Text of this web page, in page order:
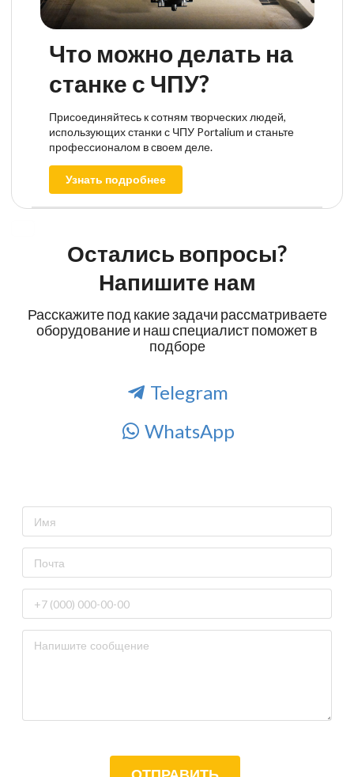
Что можно делать на
станке с ЧПУ?
Присоединяйтесь к сотням творческих людей,
использующих станки с ЧПУ Portalium и станьте
профессионалом в своем деле.
Узнать подробнее
Остались вопросы?
Напишите нам
Расскажите под какие задачи рассматриваете
оборудование и наш специалист поможет в
подборе
Telegram
WhatsApp